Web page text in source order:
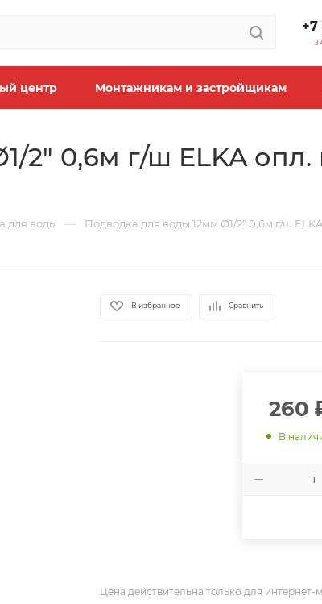
+7
центр Монтажникам и застройщикам
2" 0,6м г/ш ELKA опл.
для воды — Подводка для воды 12мм Ø1/2" 0,6м г/ш
В избранное Сравнить
260
В
Цена действительна только для интернет-